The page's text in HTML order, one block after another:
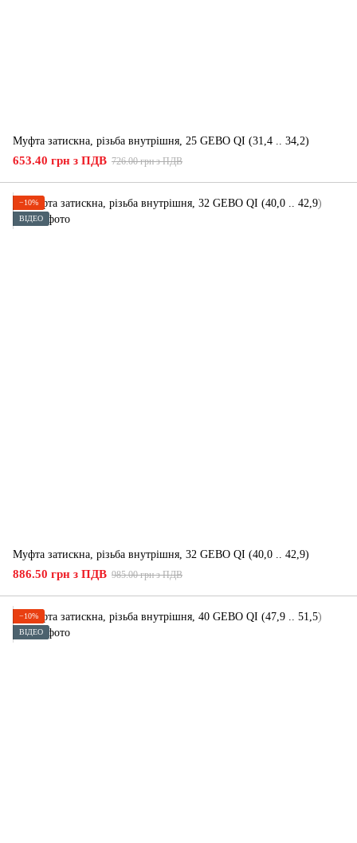
Муфта затискна, різьба внутрішня, 25 GEBO QI (31,4 .. 34,2)
653.40 грн з ПДВ 726.00 грн з ПДВ
−10%
ВІДЕО
Муфта затискна, різьба внутрішня, 32 GEBO QI (40,0 .. 42,9)
886.50 грн з ПДВ 985.00 грн з ПДВ
−10%
ВІДЕО